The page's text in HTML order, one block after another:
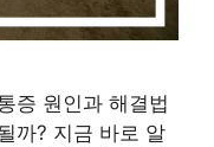
증 원인과 해결법
까? 지금 바로 알